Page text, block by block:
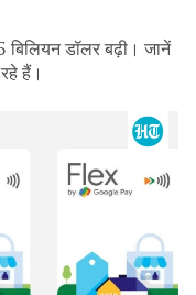
डॉलर बढ़ी। जानें
हैं।